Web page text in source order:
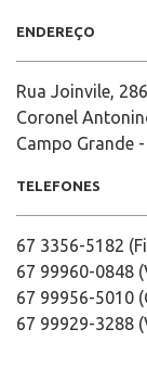
ENDEREÇO
Rua Joinvile, 286
Coronel
Campo Grande -
TELEFONES
67 3356-5182
67 99960-0848
67 99956-5010
67 99929-3288